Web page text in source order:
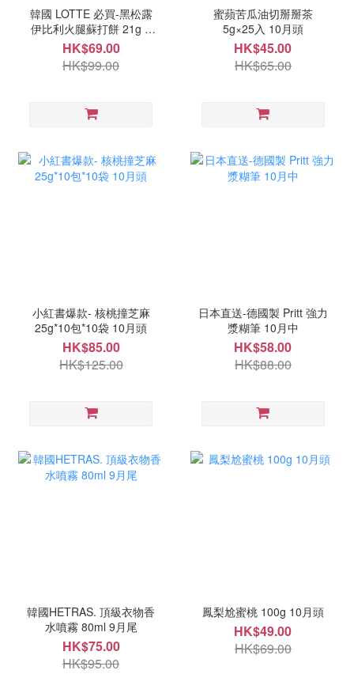
韓國 LOTTE 必買-黑松露
伊比利火腿蘇打餅 21g ×
14入 10月頭
HK$69.00
HK$99.00
蜜蘋苦瓜油切掰掰茶
5g×25入 10月頭
HK$45.00
HK$65.00
小紅書爆款- 核桃撞芝麻
25g*10包*10袋 10月頭
HK$85.00
HK$125.00
日本直送-德國製 Pritt 強力
漿糊筆 10月中
HK$58.00
HK$88.00
韓國HETRAS. 頂級衣物香
水噴霧 80ml 9月尾
HK$75.00
HK$95.00
鳳梨尬蜜桃 100g 10月頭
HK$49.00
HK$69.00